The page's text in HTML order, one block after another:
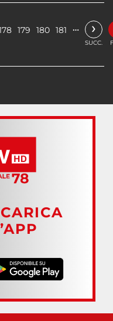
179 180 181 … ›
SUCC.